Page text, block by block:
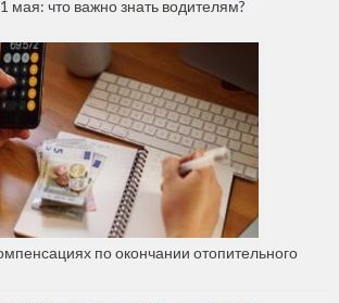
мая: что важно знать водителям?
по окончании отопительного